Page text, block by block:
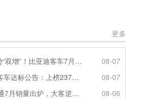
更多
淡季实现逆势“双增”！比亚迪客车7月热销620辆创新高
08-07
第90批公路客车达标公告：上榜237款创次高，混动\燃料电池缺席
08-07
2925辆！宇通7月销量出炉，大客逆势走强筑牢基本盘
08-06